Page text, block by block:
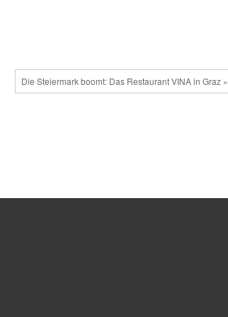
Die Steiermark boomt: Das Restaurant VINA in Graz »